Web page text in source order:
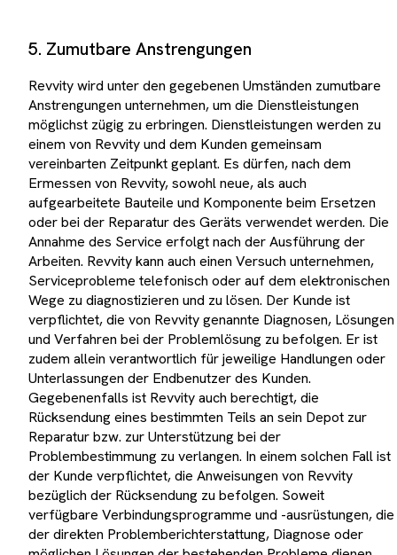
5. Zumutbare Anstrengungen
Revvity wird unter den gegebenen Umständen zumutbare
Anstrengungen unternehmen, um die Dienstleistungen
möglichst zügig zu erbringen. Dienstleistungen werden zu
einem von Revvity und dem Kunden gemeinsam
vereinbarten Zeitpunkt geplant. Es dürfen, nach dem
Ermessen von Revvity, sowohl neue, als auch
aufgearbeitete Bauteile und Komponente beim Ersetzen
oder bei der Reparatur des Geräts verwendet werden. Die
Annahme des Service erfolgt nach der Ausführung der
Arbeiten. Revvity kann auch einen Versuch unternehmen,
Serviceprobleme telefonisch oder auf dem elektronischen
Wege zu diagnostizieren und zu lösen. Der Kunde ist
verpflichtet, die von Revvity genannte Diagnosen, Lösungen
und Verfahren bei der Problemlösung zu befolgen. Er ist
zudem allein verantwortlich für jeweilige Handlungen oder
Unterlassungen der Endbenutzer des Kunden.
Gegebenenfalls ist Revvity auch berechtigt, die
Rücksendung eines bestimmten Teils an sein Depot zur
Reparatur bzw. zur Unterstützung bei der
Problembestimmung zu verlangen. In einem solchen Fall ist
der Kunde verpflichtet, die Anweisungen von Revvity
bezüglich der Rücksendung zu befolgen. Soweit
verfügbare Verbindungsprogramme und -ausrüstungen, die
der direkten Problemberichterstattung, Diagnose oder